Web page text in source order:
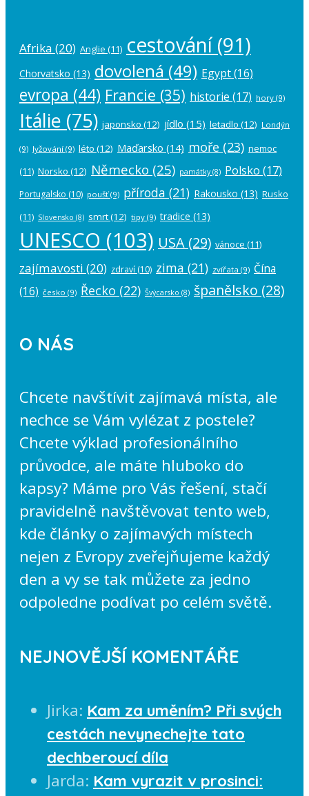
Afrika (20) Anglie (11) cestování(91)
Chorvatsko (13) dovolená (49) Egypt(16)
evropa (44) Francie (35) historie (17) hory (9)
Itálie (75) japonsko (12) jídlo (15) letadlo (12) Londýn
(9) lyžování (9) léto (12) Maďarsko (14) moře (23) nemoc
(11) Norsko (12) Německo (25) památky(8) Polsko (17)
Portugalsko (10) poušť(9) příroda (21) Rakousko (13) Rusko
(11) Slovensko (8) smrt(12) tipy (9) tradice (13)
UNESCO (103) USA (29) vánoce (11)
zajímavosti (20) zdraví (10) zima (21) zvířata (9) Čína
(16) česko (9) Řecko (22) Švýcarsko (8) španělsko (28)
O NÁS
Chcete navštívit zajímavá místa, ale
nechce se Vám vylézat z postele?
Chcete výklad profesionálního
průvodce, ale máte hluboko do
kapsy? Máme pro Vás řešení, stačí
pravidelně navštěvovat tento web,
kde články o zajímavých místech
nejen z Evropy zveřejňujeme každý
den a vy se tak můžete za jedno
odpoledne podívat po celém světě.
NEJNOVĚJŠÍ KOMENTÁŘE
Jirka: Kam za uměním? Při svých
cestách nevynechejte tato
dechberoucí díla
Jarda: Kam vyrazit v prosinci: